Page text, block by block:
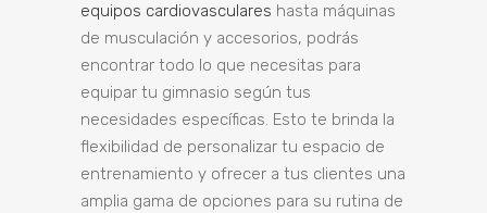
equipos cardiovasculares hasta máquinas
de musculación y accesorios, podrás
encontrar todo lo que necesitas para
equipar tu gimnasio según tus
necesidades específicas. Esto te brinda la
flexibilidad de personalizar tu espacio de
entrenamiento y ofrecer a tus clientes una
amplia gama de opciones para su rutina de